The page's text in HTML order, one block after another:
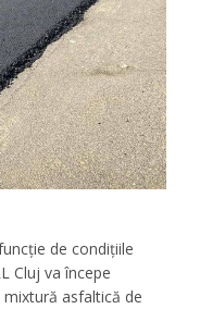
de condițiile
Cluj va începe
asfaltică de